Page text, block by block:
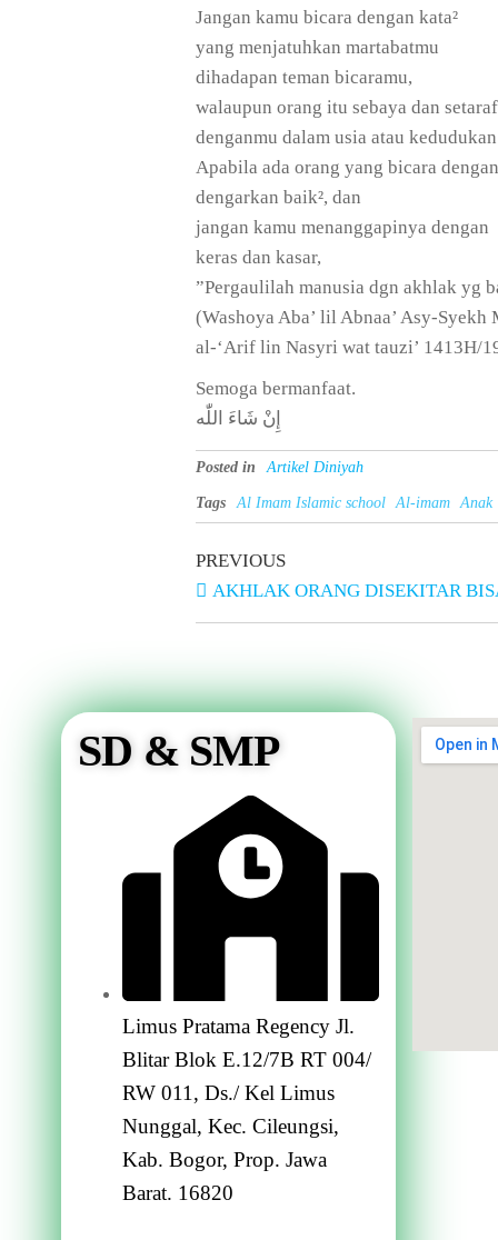
Jangan kamu bicara dengan kata²
yang menjatuhkan martabatmu
dihadapan teman bicaramu,
walaupun orang itu sebaya dan setaraf
denganmu dalam usia atau
Apabila ada orang yang bicara
dengarkan baik², dan
jangan kamu menanggapinya dengan
keras dan kasar,
”Pergaulilah manusia dgn akhlak yg
(Washoya Aba’ lil Abnaa’ Asy-
al-‘Arif lin Nasyri wat tauzi’ 1413H/
Semoga bermanfaat.
إِنْ شَاءَ اللّٰه
Posted in Artikel Diniyah
Tags Al Imam Islamic school Al-imam Anak
PREVIOUS
AKHLAK ORANG DISEKITAR
SD & SMP
Limus Pratama Regency Jl.
Blitar Blok E.12/7B RT 004/
RW 011, Ds./ Kel Limus
Nunggal, Kec. Cileungsi,
Kab. Bogor, Prop. Jawa
Barat. 16820